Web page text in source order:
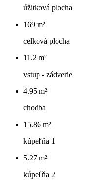
úžitková plocha
169 m²
celková plocha
11.2 m²
vstup - zádverie
4.95 m²
chodba
15.86 m²
kúpeľňa 1
5.27 m²
kúpeľňa 2